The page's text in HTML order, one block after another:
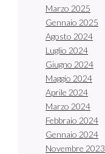
Marzo 2025
Gennaio 2025
Agosto 2024
Luglio 2024
Giugno 2024
Maggio 2024
Aprile 2024
Marzo 2024
Febbraio 2024
Gennaio 2024
Novembre 2023